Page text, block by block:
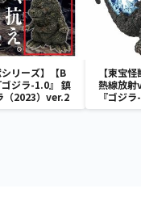
シリーズ】【B
ジラ-1.0』 鎮
（2023）ver.2
【東宝
熱線放射
『ゴジ
ゴジラ（